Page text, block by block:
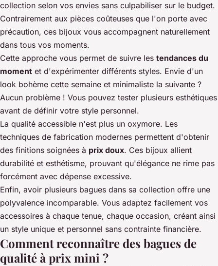
collection selon vos envies sans culpabiliser sur le budget.
Contrairement aux pièces coûteuses que l'on porte avec
précaution, ces bijoux vous accompagnent naturellement
dans tous vos moments.
Cette approche vous permet de suivre les tendances du
moment et d'expérimenter différents styles. Envie d'un
look bohème cette semaine et minimaliste la suivante ?
Aucun problème ! Vous pouvez tester plusieurs esthétiques
avant de définir votre style personnel.
La qualité accessible n'est plus un oxymore. Les
techniques de fabrication modernes permettent d'obtenir
des finitions soignées à prix doux. Ces bijoux allient
durabilité et esthétisme, prouvant qu'élégance ne rime pas
forcément avec dépense excessive.
Enfin, avoir plusieurs bagues dans sa collection offre une
polyvalence incomparable. Vous adaptez facilement vos
accessoires à chaque tenue, chaque occasion, créant ainsi
un style unique et personnel sans contrainte financière.
Comment reconnaître des bagues de
qualité à prix mini ?